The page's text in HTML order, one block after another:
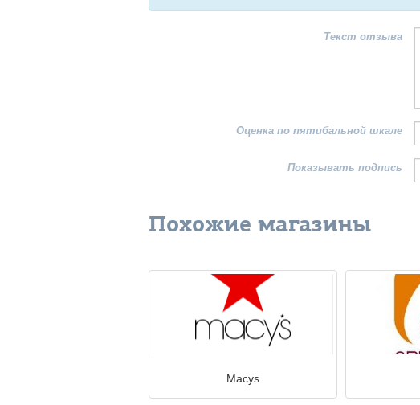
Текст отзыва
Оценка по пятибальной шкале
Показывать подпись
Похожие магазины
Macys